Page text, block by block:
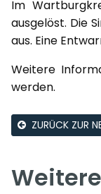
Im
ausgelöst. Die
aus. Eine
Weitere
werden.
ZURÜCK ZUR